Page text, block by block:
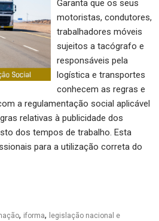
Garanta que os seus
motoristas, condutores,
trabalhadores móveis
sujeitos a tacógrafo e
responsáveis pela
logística e transportes
conhecem as regras e
a regulamentação social aplicável
relativas à publicidade dos
dos tempos de trabalho. Esta
para a utilização correta do
, iforma,
legislação nacional e